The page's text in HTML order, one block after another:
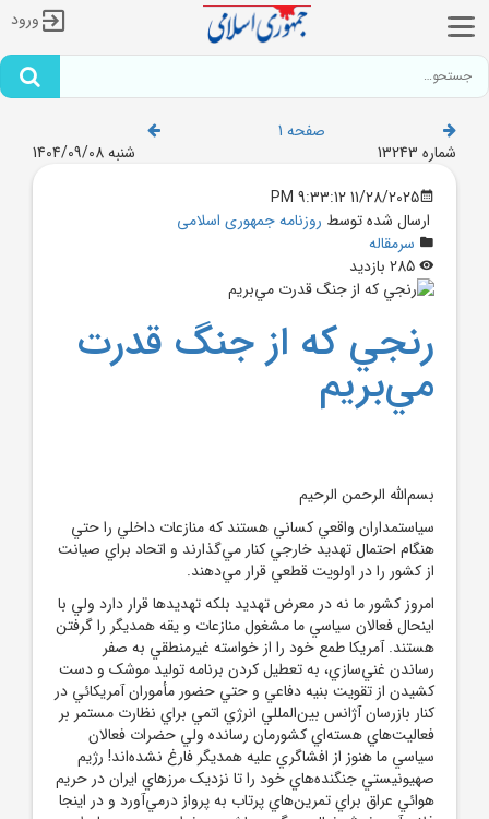
ورود
صفحه 1
شماره 13243
شنبه 1404/09/08
11/28/2025 9:33:12 PM
ارسال شده توسط روزنامه جمهوری اسلامی
سرمقاله
رنجي که از جنگ قدرت
مي‌بريم
بسم‌الله الرحمن الرحيم
سياستمداران واقعي کساني هستند که منازعات داخلي را حتي
هنگام احتمال تهديد خارجي کنار مي‌گذارند و اتحاد براي صيانت
از کشور را در اولويت قطعي قرار مي‌دهند.
امروز کشور ما نه در معرض تهديد بلکه تهديدها قرار دارد ولي با
اينحال فعالان سياسي ما مشغول منازعات و يقه همديگر را گرفتن
هستند. آمريکا طمع خود را از خواسته غيرمنطقي به صفر
رساندن غني‌سازي، به تعطيل کردن برنامه توليد موشک و دست
کشيدن از تقويت بنيه دفاعي و حتي حضور مأموران آمريکائي در
کنار بازرسان آژانس بين‌المللي انرژي اتمي براي نظارت مستمر بر
فعاليت‌هاي هسته‌اي کشورمان رسانده ولي حضرات فعالان
سياسي ما هنوز از افشاگري عليه همديگر فارغ نشده‌اند! رژيم
صهيونيستي جنگنده‌هاي خود را تا نزديک مرزهاي ايران در حريم
هوائي عراق براي تمرين‌هاي پرتاب به پرواز درمي‌آورد و در اينجا